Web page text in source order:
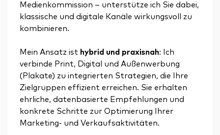
Medienkommission – unterstütze ich Sie dabei,
klassische und digitale Kanäle wirkungsvoll zu
kombinieren.
Mein Ansatz ist hybrid und praxisnah: Ich
verbinde Print, Digital und Außenwerbung
(Plakate) zu integrierten Strategien, die Ihre
Zielgruppen effizient erreichen. Sie erhalten
ehrliche, datenbasierte Empfehlungen und
konkrete Schritte zur Optimierung Ihrer
Marketing- und Verkaufsaktivitäten.